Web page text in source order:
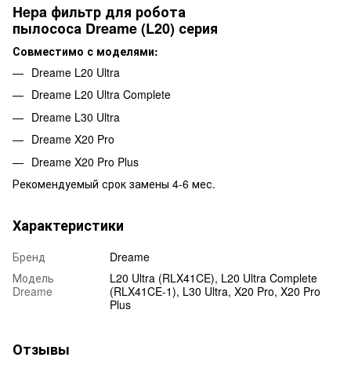
Hepa фильтр для робота
пылососа Dreame (L20) серия
Совместимо с моделями:
Dreame L20 Ultra
Dreame L20 Ultra Complete
Dreame L30 Ultra
Dreame X20 Pro
Dreame X20 Pro Plus
Рекомендуемый срок замены 4-6 мес.
Характеристики
Бренд
Dreame
Модель
Dreame
L20 Ultra (RLX41CE), L20 Ultra Complete
(RLX41CE-1), L30 Ultra, X20 Pro, X20 Pro
Plus
Отзывы